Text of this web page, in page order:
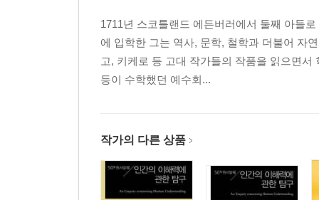
3 인물, 집단, 지명
1711년 스코틀랜드 에든버러에서 둘째 아들
에 입학한 그는 역사, 문학, 철학과 더불어 자
고, 키케로 등 고대 작가들의 작품을 읽으면
등이 수학했던 예수회...
작가의 다른 상품